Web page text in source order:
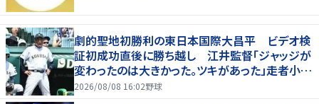
劇的聖地初勝利の東日本国際大昌平 ビデオ検
証初成功直後に勝ち越し 江井監督「ジャッジが
変わったのは大きかった。ツキがあった」走者小内
は「自信があってセーフになってくれと」
2026/08/08 16:02野球